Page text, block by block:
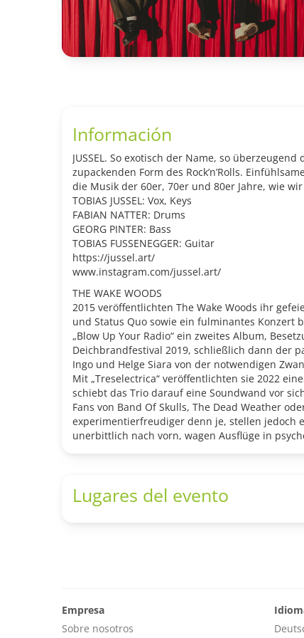
Información
JUSSEL. So exotisch der Name, so
zupackenden Form des Rock’n’Rolls.
die Musik der 60er, 70er und 80er Jahre, wie
TOBIAS JUSSEL: Vox, Keys
FABIAN NATTER: Drums
GEORG PINTER: Bass
TOBIAS FUSSENEGGER: Guitar
https://jussel.art/
www.instagram.com/jussel.art/
THE WAKE WOODS
2015 veröffentlichten The Wake Woods ihr
und Status Quo sowie ein fulminantes Konzert
„Blow Up Your Radio“ ein zweites Album,
Deichbrandfestival 2019, schließlich dann der
Ingo und Helge Siara von der notwendigen
Mit „Treselectrica“ veröffentlichten sie 2022
schiebt das Trio darauf eine Soundwand vor
Fans von Band Of Skulls, The Dead Weather
experimentierfreudiger denn je, stellen jedoch
unerbittlich nach vorn, wagen Ausflüge in
www.instagram.com/thewakewoods/
Lugares del evento
Empresa
Sobre nosotros